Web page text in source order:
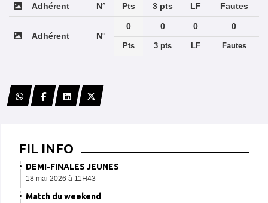
Adhérent N° Pts 3 pts LF Fautes
Adhérent N°
0 0 0 0
Pts 3 pts LF Fautes
FIL INFO
DEMI-FINALES JEUNES
18 mai 2026 à 11H43
Match du weekend